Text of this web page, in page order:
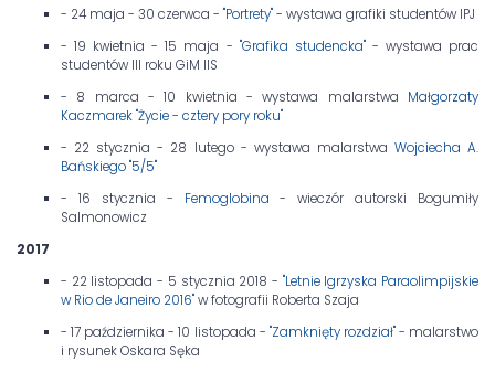
- 24 maja - 30 czerwca - "Portrety"- wystawa grafiki studentów IPJ
- 19 kwietnia - 15 maja - "Grafika studencka"- wystawa prac
studentów III roku GiM IIS
- 8 marca - 10 kwietnia - wystawa malarstwa Małgorzaty
Kaczmarek "Życie - cztery pory roku"
- 22 stycznia - 28 lutego - wystawa malarstwa Wojciecha A.
Bańskiego "5/5"
- 16 stycznia - Femoglobina - wieczór autorski Bogumiły
Salmonowicz
2017
- 22 listopada - 5 stycznia 2018 - "Letnie Igrzyska Paraolimpijskie
w Rio de Janeiro 2016"w fotografii Roberta Szaja
- 17 października - 10 listopada - "Zamknięty rozdział"- malarstwo
i rysunek Oskara Sęka